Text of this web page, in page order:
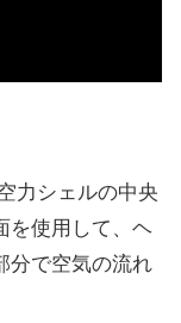
力シェルの中央
を使用して、ヘ
分で空気の流れ